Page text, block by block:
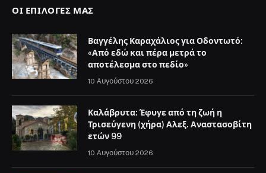
ΟΙ ΕΠΙΛΟΓΈΣ ΜΑΣ
Βαγγέλης Καραχάλιος για Οδοντωτό:
«Από εδώ και πέρα μετρά το
αποτέλεσμα στο πεδίο»
10 Αυγούστου 2026
Καλάβρυτα: Έφυγε από τη ζωή η
Τρισεύγενη (χήρα) Αλεξ. Αναστασοβίτη
ετών 99
10 Αυγούστου 2026